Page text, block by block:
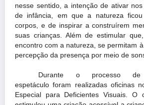
nesse sentido, a intenção de ativar
de infância, em que a natureza
corpos, e de inspirar a construírem
suas crianças. Além de estimular
encontro com a natureza, se permitam
percepção da presença por meio de
Durante o processo de
espetáculo foram realizadas oficinas
Especial para Deficientes Visuais. O